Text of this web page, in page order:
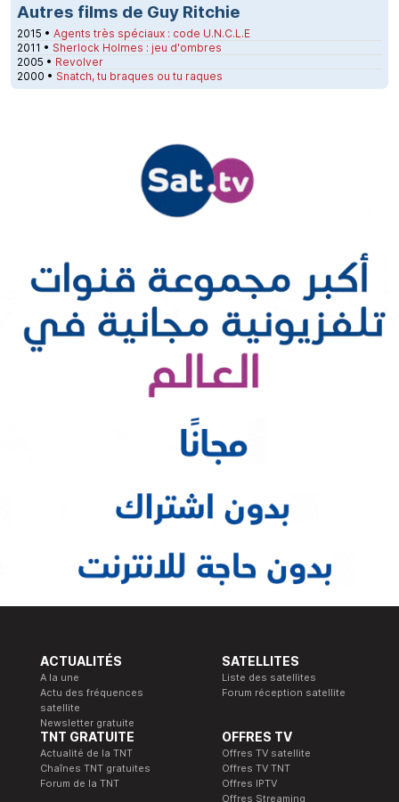
Autres films de Guy Ritchie
2015 • Agents très spéciaux : code U.N.C.L.E
2011 • Sherlock Holmes : jeu d'ombres
2005 • Revolver
2000 • Snatch, tu braques ou tu raques
ACTUALITÉS
A la une
Actu des fréquences
satellite
Newsletter gratuite
SATELLITES
Liste des satellites
Forum réception satellite
TNT GRATUITE
Actualité de la TNT
Chaînes TNT gratuites
Forum de la TNT
OFFRES TV
Offres TV satellite
Offres TV TNT
Offres IPTV
Offres Streaming